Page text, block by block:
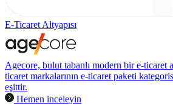
E-Ticaret Altyapısı
Agecore, bulut tabanlı modern bir e-ticaret
ticaret markalarının e-ticaret paketi
eşittir.
Hemen inceleyin